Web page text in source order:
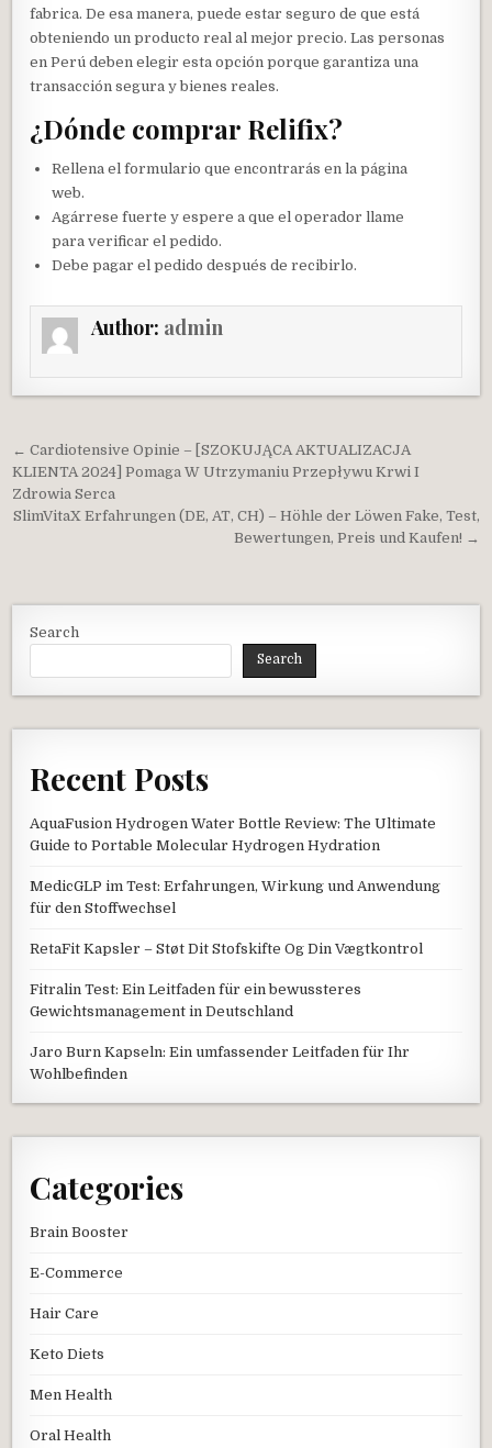
fabrica. De esa manera, puede estar seguro de que está
obteniendo un producto real al mejor precio. Las personas
en Perú deben elegir esta opción porque garantiza una
transacción segura y bienes reales.
¿Dónde comprar Relifix?
Rellena el formulario que encontrarás en la página
web.
Agárrese fuerte y espere a que el operador llame
para verificar el pedido.
Debe pagar el pedido después de recibirlo.
Author: admin
Post navigation
← Cardiotensive Opinie – [SZOKUJĄCA AKTUALIZACJA
KLIENTA 2024] Pomaga W Utrzymaniu Przepływu Krwi I
Zdrowia Serca
SlimVitaX Erfahrungen (DE, AT, CH) – Höhle der Löwen Fake, Test,
Bewertungen, Preis und Kaufen! →
Search
Search
Recent Posts
AquaFusion Hydrogen Water Bottle Review: The Ultimate
Guide to Portable Molecular Hydrogen Hydration
MedicGLP im Test: Erfahrungen, Wirkung und Anwendung
für den Stoffwechsel
RetaFit Kapsler – Støt Dit Stofskifte Og Din Vægtkontrol
Fitralin Test: Ein Leitfaden für ein bewussteres
Gewichtsmanagement in Deutschland
Jaro Burn Kapseln: Ein umfassender Leitfaden für Ihr
Wohlbefinden
Categories
Brain Booster
E-Commerce
Hair Care
Keto Diets
Men Health
Oral Health